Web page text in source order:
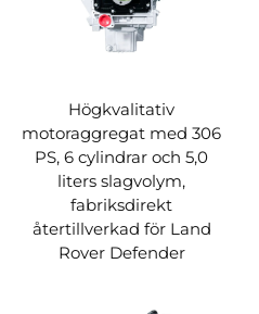
Högkvalitativ
motoraggregat med 306
PS, 6 cylindrar och 5,0
liters slagvolym,
fabriksdirekt
återtillverkad för Land
Rover Defender